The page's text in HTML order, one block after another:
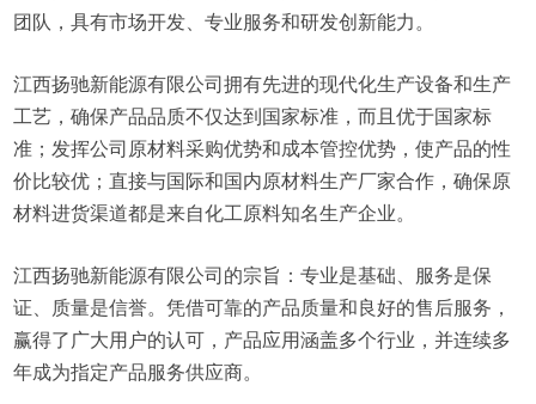
团队，具有市场开发、专业服务和研发创新能力。
江西扬驰新能源有限公司拥有先进的现代化生产设备和生产
工艺，确保产品品质不仅达到国家标准，而且优于国家标
准；发挥公司原材料采购优势和成本管控优势，使产品的性
价比较优；直接与国际和国内原材料生产厂家合作，确保原
材料进货渠道都是来自化工原料知名生产企业。
江西扬驰新能源有限公司的宗旨：专业是基础、服务是保
证、质量是信誉。凭借可靠的产品质量和良好的售后服务，
赢得了广大用户的认可，产品应用涵盖多个行业，并连续多
年成为指定产品服务供应商。